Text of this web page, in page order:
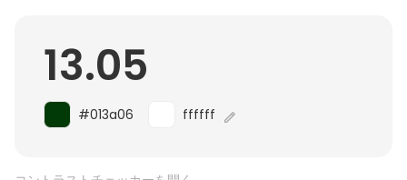
13.05
#013a06 ffffff